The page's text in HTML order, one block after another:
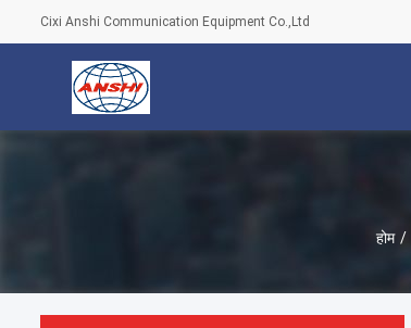
Cixi Anshi Communication Equipment Co.,Ltd
होम /